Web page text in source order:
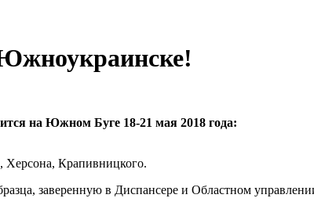
на Южном Буге 18-21 мая 2018 года:
Крапивницкого.
заверенную в Диспансере и Областном